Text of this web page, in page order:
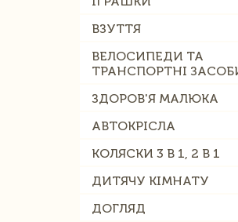
ВЗУТТЯ
ВЕЛОСИПЕДИ ТА
ТРАНСПОРТНІ
ЗДОРОВ'Я МАЛЮКА
АВТОКРІСЛА
КОЛЯСКИ 3 В 1, 2 В 1
ДИТЯЧУ КІМНАТУ
ДОГЛЯД